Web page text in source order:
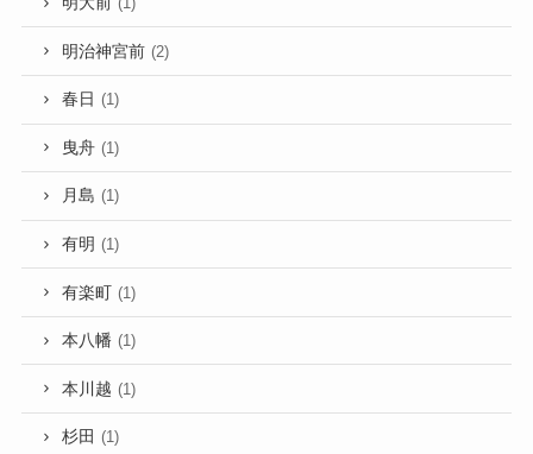
明治神宮前 (2)
春日 (1)
曳舟 (1)
月島 (1)
有明 (1)
有楽町 (1)
本八幡 (1)
本川越 (1)
杉田 (1)